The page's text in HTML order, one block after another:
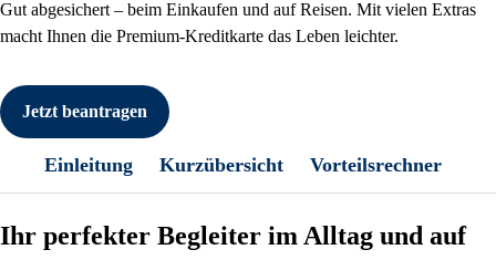
Gut abgesichert – beim Einkaufen und auf Reisen. Mit vielen Extras
macht Ihnen die Premium-Kreditkarte das Leben leichter.
Jetzt beantragen
Einleitung Kurzübersicht Vorteilsrechner
Ihr perfekter Begleiter im Alltag und auf